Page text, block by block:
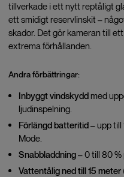
tillverkade i ett nytt reptåligt
ett smidigt reservlinskit –
skador. Det gör kameran till
extrema förhållanden.
Andra förbättringar:
Inbyggt vindskydd med
ljudinspelning.
Förlängd batteritid– upp till
Mode.
Snabbladdning– 0 till 80 %
Vattentålig ned till 15 meter